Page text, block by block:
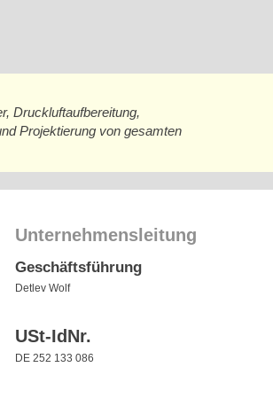
Druckluftaufbereitung,
Projektierung von gesamten
Unternehmensleitung
Geschäftsführung
Detlev Wolf
USt-IdNr.
DE 252 133 086